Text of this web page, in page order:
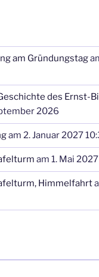
am Gründungstag
des Ernst-
2026
am 2. Januar 2027
am 1. Mai
Himmelfahrt